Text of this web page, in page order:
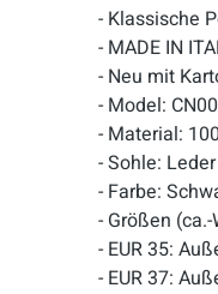
- Klassische
- MADE IN
- Neu mit
- Model:
- Material:
- Sohle: Leder
- Farbe:
- Größen
- EUR 35:
- EUR 37: